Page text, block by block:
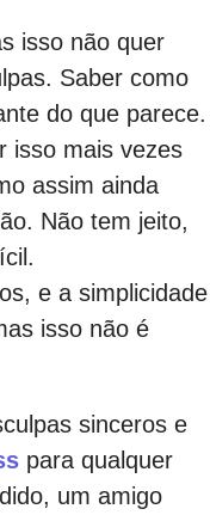
isso não quer
Saber como
do que parece.
isso mais vezes
assim ainda
Não tem jeito,
e a simplicidade
isso não é
sinceros e
para qualquer
um amigo